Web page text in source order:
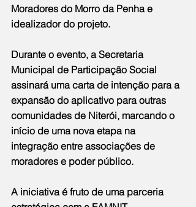
Moradores do Morro da Penha e
idealizador do projeto.
Durante o evento, a Secretaria
Municipal de Participação Social
assinará uma carta de intenção para a
expansão do aplicativo para outras
comunidades de Niterói, marcando o
início de uma nova etapa na
integração entre associações de
moradores e poder público.
A iniciativa é fruto de uma parceria